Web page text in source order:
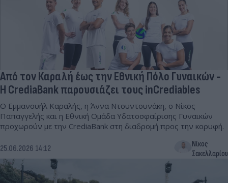
Από τον Καραλή έως την Εθνική Πόλο Γυναικών -
H CrediaBank παρουσιάζει τους inCrediables
Ο Εμμανουήλ Καραλής, η Άννα Ντουντουνάκη, ο Νίκος
Παπαγγελής και η Εθνική Ομάδα Υδατοσφαίρισης Γυναικών
προχωρούν με την CrediaBank στη διαδρομή προς την κορυφή.
25.06.2026 14:12
Νίκος
Σακελλαρίου